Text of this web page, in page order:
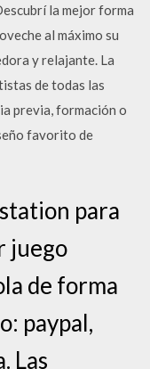
la mejor forma
al máximo su
y relajante. La
de todas las
previa, formación o
favorito de
para
juego
de forma
paypal,
Las